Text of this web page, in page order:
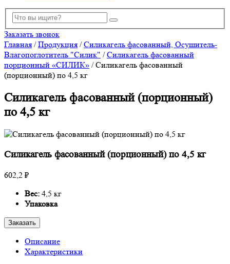
Заказать звонок
Главная /Продукция /Силикагель фасованный, Осушитель-
Влагопоглотитель "Силик" /Силикагель фасованный
порционный «СИЛИК» /Силикагель фасованный
(порционный) по 4,5 кг
Силикагель фасованный (порционный)
по 4,5 кг
Силикагель фасованный (порционный) по 4,5 кг
602,2 ₽
Вес: 4,5 кг
Упаковка
Заказать
Описание
Характеристики